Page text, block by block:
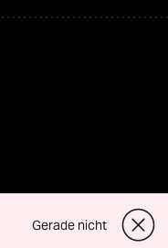
Gerade nicht